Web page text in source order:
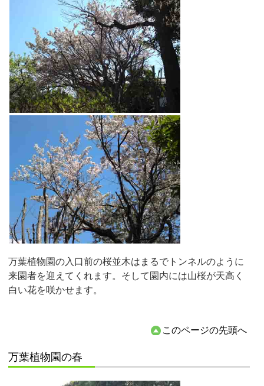
万葉植物園の入口前の桜並木はまるでトンネルのように
来園者を迎えてくれます。そして園内には山桜が天高く
白い花を咲かせます。
このページの先頭へ
万葉植物園の春